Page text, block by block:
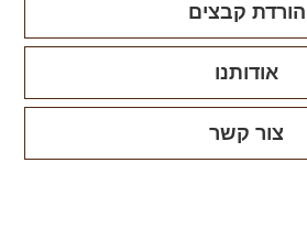
הורדת קבצים
אודותנו
צור קשר